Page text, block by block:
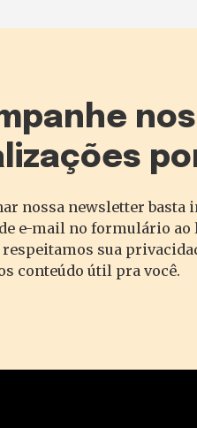
nossa newsletter basta
e-mail no formulário ao
sua
conteúdo útil pra você.